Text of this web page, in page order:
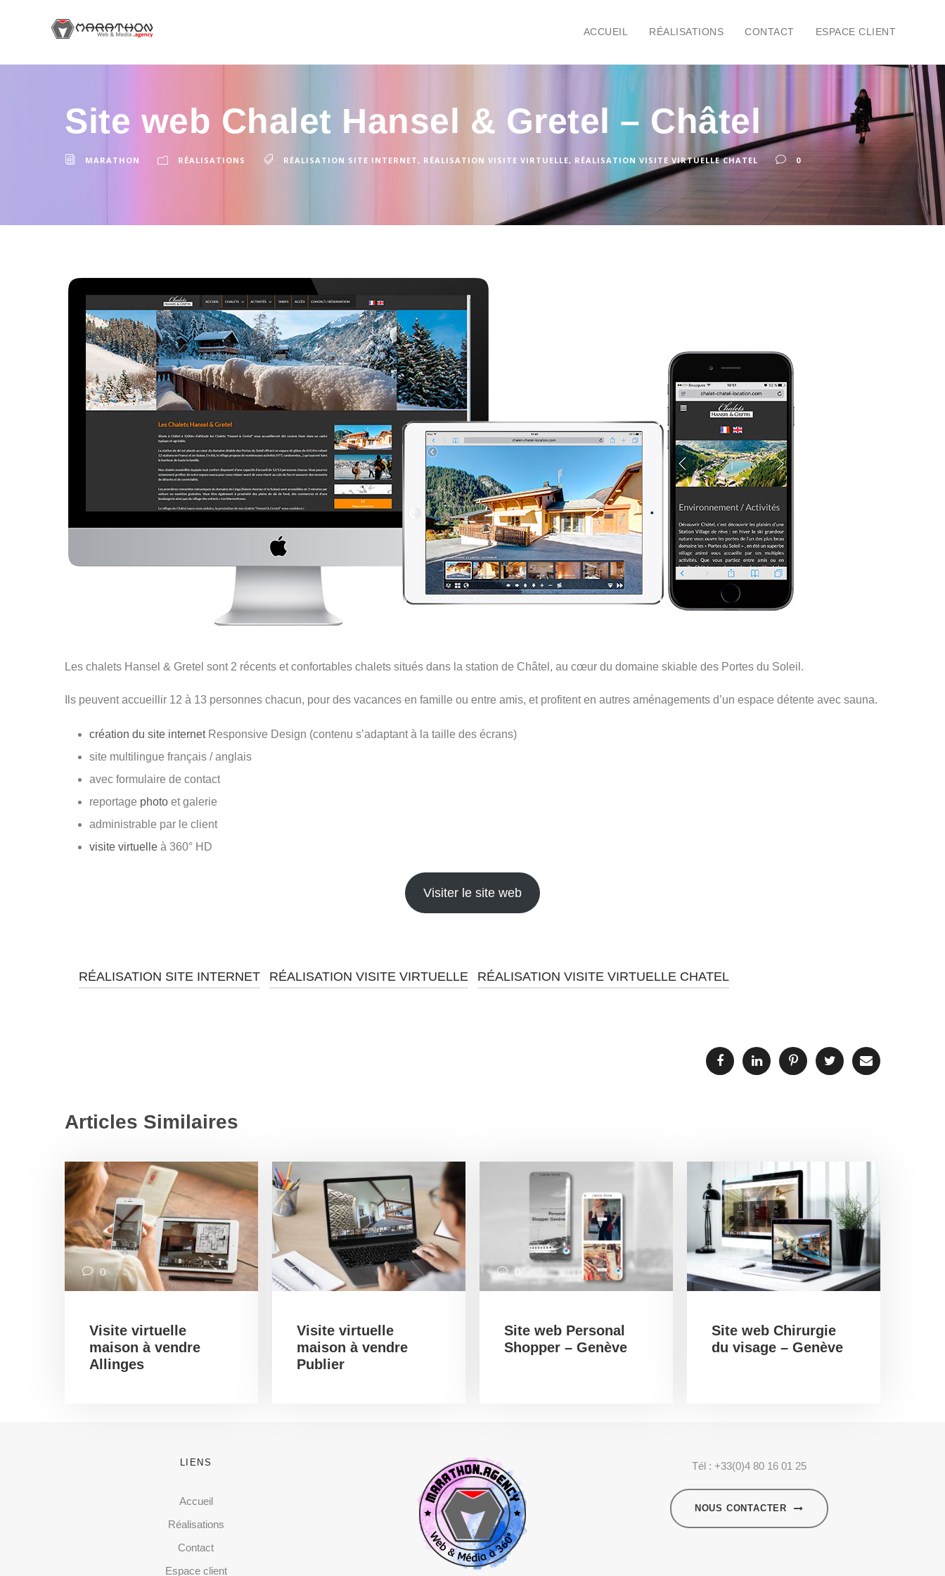
ACCUEIL RÉALISATIONS CONTACT ESPACE CLIENT
Site web Chalet Hansel & Gretel – Châtel
MARATHON RÉALISATIONS RÉALISATION SITE INTERNET, RÉALISATION VISITE VIRTUELLE, RÉALISATION VISITE VIRTUELLE CHATEL 0
Les chalets Hansel & Gretel sont 2 récents et confortables chalets situés dans la station de Châtel, au cœur du domaine skiable des Portes du Soleil.
Ils peuvent accueillir 12 à 13 personnes chacun, pour des vacances en famille ou entre amis, et profitent en autres aménagements d’un espace détente avec sauna.
création du site internetResponsive Design (contenu s’adaptant à la taille des écrans)
site multilingue français / anglais
avec formulaire de contact
reportage photo et galerie
administrable par le client
visite virtuelle à 360° HD
Visiter le site web
RÉALISATION SITE INTERNET RÉALISATION VISITE VIRTUELLE RÉALISATION VISITE VIRTUELLE CHATEL
Articles Similaires
0
Visite virtuelle
maison à vendre
Allinges
0
Visite virtuelle
maison à vendre
Publier
0
Site web Personal
Shopper – Genève
Site web Chirurgie
du visage – Genève
LIENS
Accueil
Réalisations
Contact
Espace client
Tél : +33(0)4 80 16 01 25
NOUS CONTACTER